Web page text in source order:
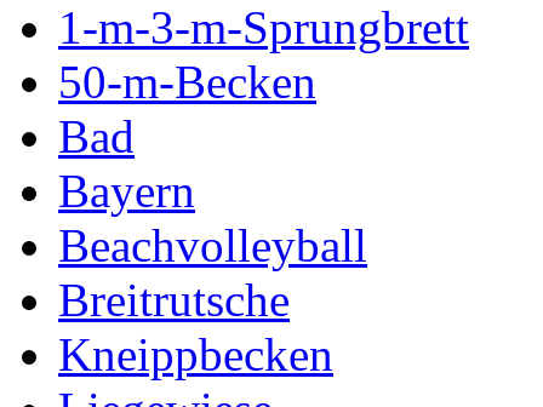
1-m-3-m-Sprungbrett
50-m-Becken
Bad
Bayern
Beachvolleyball
Breitrutsche
Kneippbecken